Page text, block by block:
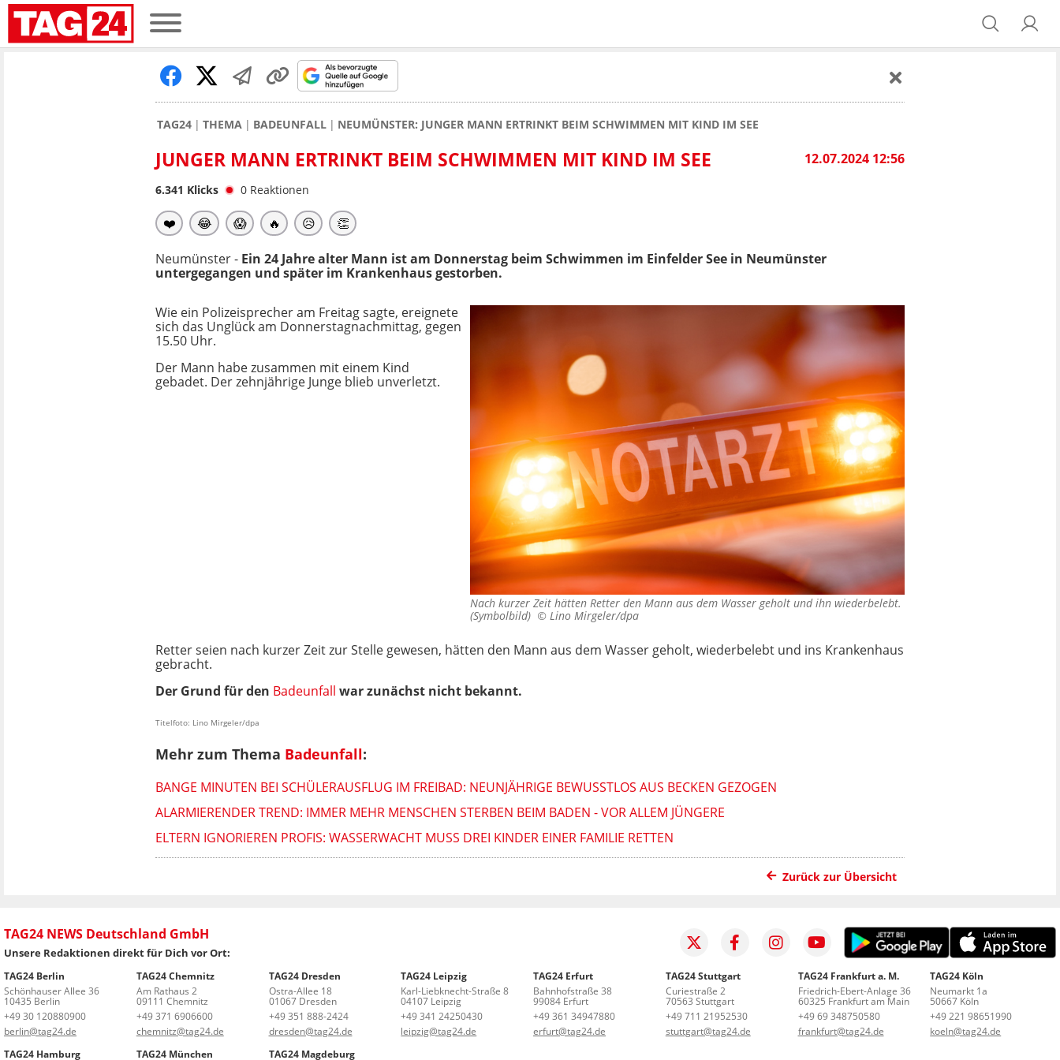
TAG24 THEMA BADEUNFALL NEUMÜNSTER: JUNGER MANN ERTRINKT BEIM SCHWIMMEN MIT KIND IM SEE
12.07.2024 12:56
JUNGER MANN ERTRINKT BEIM SCHWIMMEN MIT KIND IM SEE
6.341 Klicks 0 Reaktionen
❤️ 😂 😱 🔥 😥 👏
Neumünster - Ein 24 Jahre alter Mann ist am Donnerstag beim Schwimmen im Einfelder See in Neumünster
untergegangen und später im Krankenhaus gestorben.
Nach kurzer Zeit hätten Retter den Mann aus dem Wasser geholt und ihn wiederbelebt.
(Symbolbild) © Lino Mirgeler/dpa
Wie ein Polizeisprecher am Freitag sagte, ereignete
sich das Unglück am Donnerstagnachmittag, gegen
15.50 Uhr.
Der Mann habe zusammen mit einem Kind
gebadet. Der zehnjährige Junge blieb unverletzt.
Retter seien nach kurzer Zeit zur Stelle gewesen, hätten den Mann aus dem Wasser geholt, wiederbelebt und ins Krankenhaus
gebracht.
Der Grund für den Badeunfall war zunächst nicht bekannt.
Titelfoto: Lino Mirgeler/dpa
Mehr zum Thema Badeunfall:
BANGE MINUTEN BEI SCHÜLERAUSFLUG IM FREIBAD: NEUNJÄHRIGE BEWUSSTLOS AUS BECKEN GEZOGEN
ALARMIERENDER TREND: IMMER MEHR MENSCHEN STERBEN BEIM BADEN - VOR ALLEM JÜNGERE
ELTERN IGNORIEREN PROFIS: WASSERWACHT MUSS DREI KINDER EINER FAMILIE RETTEN
Zurück zur Übersicht
TAG24 NEWS Deutschland GmbH
Unsere Redaktionen direkt für Dich vor Ort:
TAG24 Berlin
Schönhauser Allee 36
10435 Berlin
+49 30 120880900
berlin@tag24.de
TAG24 Chemnitz
Am Rathaus 2
09111 Chemnitz
+49 371 6906600
chemnitz@tag24.de
TAG24 Dresden
Ostra-Allee 18
01067 Dresden
+49 351 888-2424
dresden@tag24.de
TAG24 Leipzig
Karl-Liebknecht-Straße 8
04107 Leipzig
+49 341 24250430
leipzig@tag24.de
TAG24 Erfurt
Bahnhofstraße 38
99084 Erfurt
+49 361 34947880
erfurt@tag24.de
TAG24 Stuttgart
Curiestraße 2
70563 Stuttgart
+49 711 21952530
stuttgart@tag24.de
TAG24 Frankfurt a. M.
Friedrich-Ebert-Anlage 36
60325 Frankfurt am Main
+49 69 348750580
frankfurt@tag24.de
TAG24 Köln
Neumarkt 1a
50667 Köln
+49 221 98651990
koeln@tag24.de
TAG24 Hamburg
TAG24 München TAG24 Magdeburg